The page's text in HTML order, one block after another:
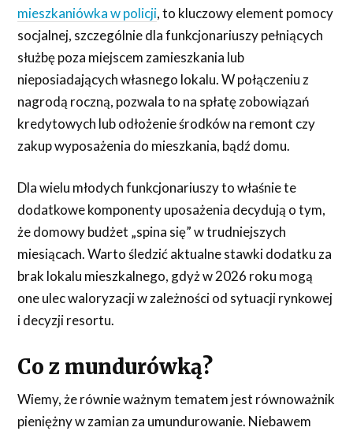
mieszkaniówka w policji, to kluczowy element pomocy
socjalnej, szczególnie dla funkcjonariuszy pełniących
służbę poza miejscem zamieszkania lub
nieposiadających własnego lokalu. W połączeniu z
nagrodą roczną, pozwala to na spłatę zobowiązań
kredytowych lub odłożenie środków na remont czy
zakup wyposażenia do mieszkania, bądź domu.
Dla wielu młodych funkcjonariuszy to właśnie te
dodatkowe komponenty uposażenia decydują o tym,
że domowy budżet „spina się” w trudniejszych
miesiącach. Warto śledzić aktualne stawki dodatku za
brak lokalu mieszkalnego, gdyż w 2026 roku mogą
one ulec waloryzacji w zależności od sytuacji rynkowej
i decyzji resortu.
Co z mundurówką?
Wiemy, że równie ważnym tematem jest równoważnik
pieniężny w zamian za umundurowanie. Niebawem